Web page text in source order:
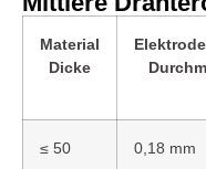
Material
Dicke
≤ 50
0,18 mm